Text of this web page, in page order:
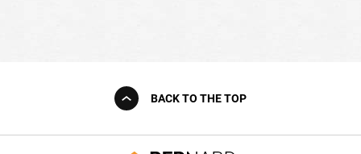
BACK TO THE TOP